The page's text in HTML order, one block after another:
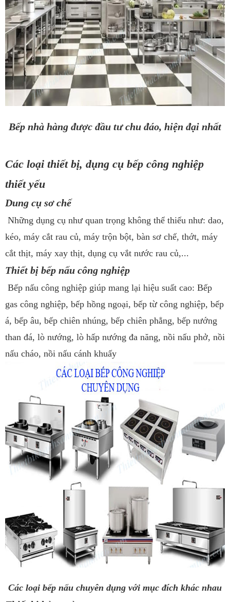
Bếp nhà hàng được đầu tư chu đáo, hiện đại nhất
Các loại thiết bị, dụng cụ bếp công nghiệp
thiết yếu
Dung cụ sơ chế
Những dụng cụ như quan trọng không thể thiếu như: dao,
kéo, máy cắt rau củ, máy trộn bột, bàn sơ chế, thớt, máy
cắt thịt, máy xay thịt, dụng cụ vắt nước rau củ,...
Thiết bị bếp nấu công nghiệp
Bếp nấu công nghiệp giúp mang lại hiệu suất cao: Bếp
gas công nghiệp, bếp hồng ngoại, bếp từ công nghiệp, bếp
á, bếp âu, bếp chiên nhúng, bếp chiên phẳng, bếp nướng
than đá, lò nướng, lò hấp nướng đa năng, nồi nấu phở, nồi
nấu cháo, nồi nấu cánh khuấy
Các loại bếp nấu chuyên dụng với mục đích khác nhau